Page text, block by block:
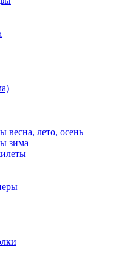
весна, лето, осень
зима